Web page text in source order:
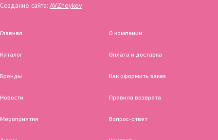
Создание сайта: AVZheykov
Главная
Каталог
Бренды
Новости
Мероприятия
О компании
Оплата и доставка
Как оформить заказ
Правила возврата
Вопрос-ответ